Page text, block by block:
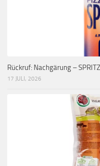
Rückruf: Nachgärung –
17 JULI, 2026